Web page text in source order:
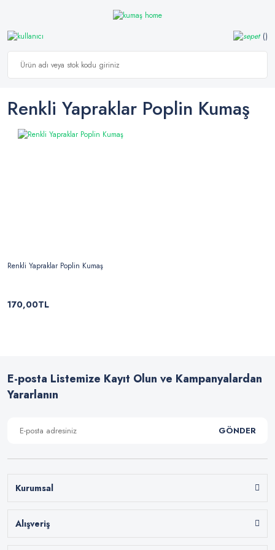
Renkli Yapraklar Poplin Kumaş
Renkli Yapraklar Poplin Kumaş
170,00TL
E-posta Listemize Kayıt Olun ve Kampanyalardan
Yararlanın
GÖNDER
Kurumsal
Alışveriş